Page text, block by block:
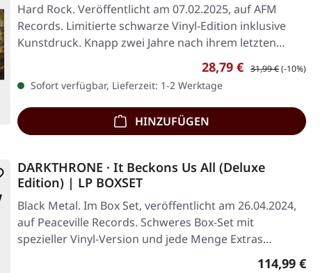
Hard Rock. Veröffentlicht am 07.02.2025, auf AFM
Records. Limitierte schwarze Vinyl-Edition inklusive
Kunstdruck. Knapp zwei Jahre nach ihrem letzten…
Verkaufspreis:
28,79 € Regulärer Preis:
31,99 €(-10%)
Sofort verfügbar, Lieferzeit: 1-2 Werktage
HINZUFÜGEN
DARKTHRONE · It Beckons Us All (Deluxe
Edition) | LP BOXSET
Black Metal. Im Box Set, veröffentlicht am 26.04.2024,
auf Peaceville Records. Schweres Box-Set mit
spezieller Vinyl-Version und jede Menge Extras…
Regulärer
114,99 €